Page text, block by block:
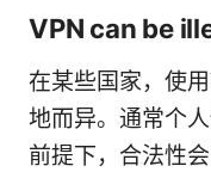
VPN can be
在某些国家，使
地而异。通常个
前提下，合法性